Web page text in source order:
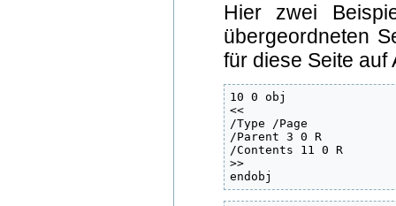
Hier zwei
übergeordneten
für diese Seite auf
10 0 obj
<<
/Type /Page
/Parent 3 0 R
/Contents 11 0 R
>>
endobj